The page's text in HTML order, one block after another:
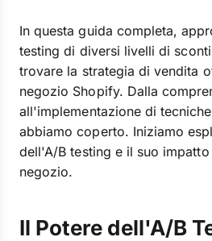
In questa guida completa,
testing di diversi livelli di
trovare la strategia di vendita
negozio Shopify. Dalla
all'implementazione di
abbiamo coperto. Iniziamo
dell'A/B testing e il suo
negozio.
Il Potere dell'A/B